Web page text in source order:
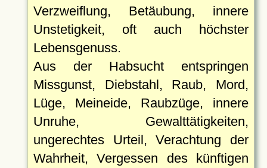
Verzweiflung, Betäubung, innere
Unstetigkeit, oft auch höchster
Lebensgenuss.
Aus der Habsucht entspringen
Missgunst, Diebstahl, Raub, Mord,
Lüge, Meineide, Raubzüge, innere
Unruhe, Gewalttätigkeiten,
ungerechtes Urteil, Verachtung der
Wahrheit, Vergessen des künftigen